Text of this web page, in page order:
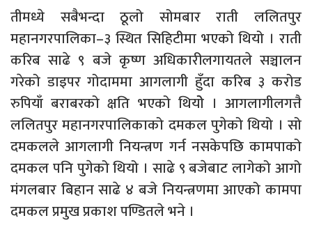
तीमध्ये सबैभन्दा ठूलो सोमबार राती ललितपुर
महानगरपालिका–३ स्थित सिहिटीमा भएको थियो । राती
करिब साढे ९ बजे कृष्ण अधिकारीलगायतले सञ्चालन
गरेको डाइपर गोदाममा आगलागी हुँदा करिब ३ करोड
रुपियाँ बराबरको क्षति भएको थियोे । आगलागीलगत्तै
ललितपुर महानगरपालिकाको दमकल पुगेको थियो । सो
दमकलले आगलागी नियन्त्रण गर्न नसकेपछि कामपाको
दमकल पनि पुगेको थियो । साढे ९ बजेबाट लागेको आगो
मंगलबार बिहान साढे ४ बजे नियन्त्रणमा आएको कामपा
दमकल प्रमुख प्रकाश पण्डितले भने ।